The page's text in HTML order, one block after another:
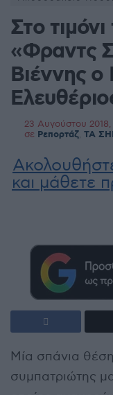
Στο
«Φραντς
Βιέννης ο
23 Αυγούστου 2018,
σε Ρεπορτάζ ΤΑ
και μάθετε
Μία σπάνια
συμπατριώτης